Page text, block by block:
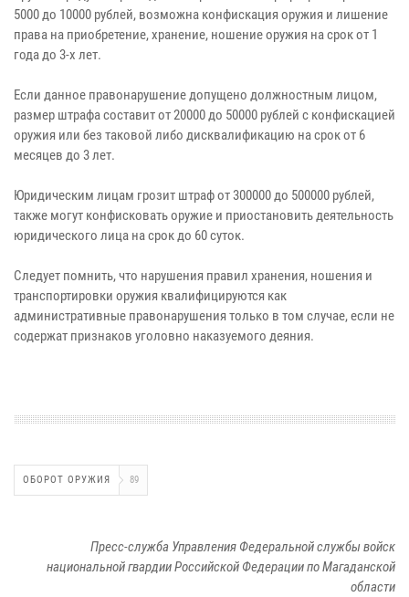
5000 до 10000 рублей, возможна конфискация оружия и лишение
права на приобретение, хранение, ношение оружия на срок от 1
года до 3-х лет.
Если данное правонарушение допущено должностным лицом,
размер штрафа составит от 20000 до 50000 рублей с конфискацией
оружия или без таковой либо дисквалификацию на срок от 6
месяцев до 3 лет.
Юридическим лицам грозит штраф от 300000 до 500000 рублей,
также могут конфисковать оружие и приостановить деятельность
юридического лица на срок до 60 суток.
Следует помнить, что нарушения правил хранения, ношения и
транспортировки оружия квалифицируются как
административные правонарушения только в том случае, если не
содержат признаков уголовно наказуемого деяния.
ОБОРОТ ОРУЖИЯ 89
Пресс-служба Управления Федеральной службы войск
национальной гвардии Российской Федерации по Магаданской
области